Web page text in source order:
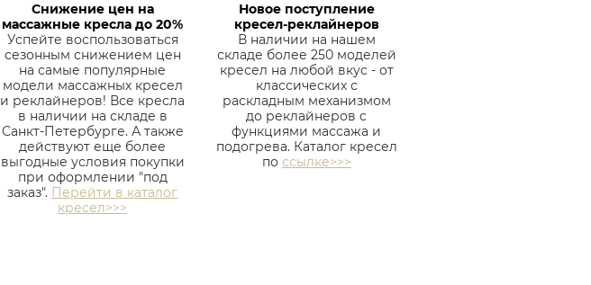
Снижение цен на
массажные кресла до 20%
Успейте воспользоваться
сезонным снижением цен
на самые популярные
модели массажных кресел
и реклайнеров! Все кресла
в наличии на складе в
Санкт-Петербурге. А также
действуют еще более
выгодные условия покупки
при оформлении "под
заказ". Перейти в каталог
кресел>>>
Новое поступление
кресел-реклайнеров
В наличии на нашем
складе более 250 моделей
кресел на любой вкус - от
классических с
раскладным механизмом
до реклайнеров с
функциями массажа и
подогрева. Каталог кресел
по ссылке>>>